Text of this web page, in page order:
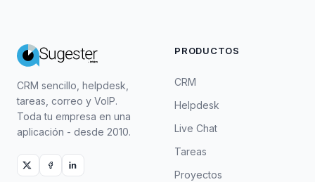
CRM sencillo, helpdesk,
tareas, correo y VoIP.
Toda tu empresa en una
aplicación - desde 2010.
PRODUCTOS
CRM
Helpdesk
Live Chat
Tareas
Proyectos